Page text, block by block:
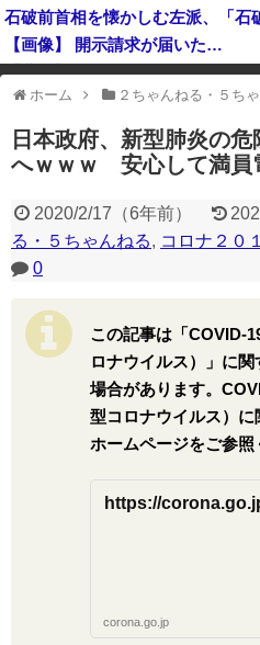
【画像】 開示請求が届いた…
一部のコンテンツが表示されなくなっ
たりする場合があります。
ホーム ２ちゃんねる・５ち
日本政府、新型肺炎の
へｗｗｗ 安心して満員
2020/2/17 （6年前）
る・５ちゃんねる, コロナ２０
0
この記事は「COVID-
ロナウイルス）」に
場合があります。
型コロナウイルス）
ホームページをご参照
https://
corona.go.jp